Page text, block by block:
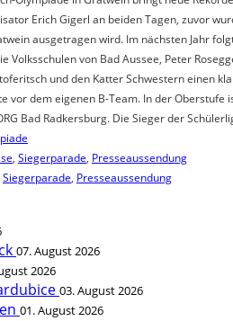
Erich Gigerl an beiden Tagen, zuvor
ausgetragen wird. Im nächsten Jahr
Volksschulen von Bad Aussee, Peter
und den Katter Schwestern einen
vor dem eigenen B-Team. In der
Bad Radkersburg. Die Sieger der
, Siegerparade, Presseaussendung
Siegerparade, Presseaussendung
07. August 2026
2026
03. August 2026
01. August 2026